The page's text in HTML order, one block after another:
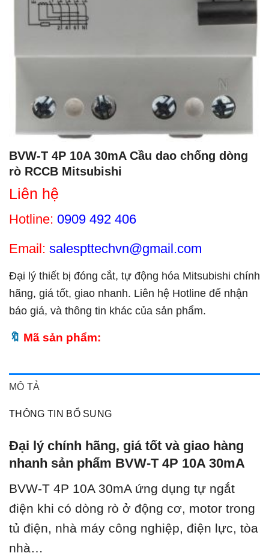
BVW-T 4P 10A 30mA Cầu dao chống dòng
rò RCCB Mitsubishi
Liên hệ
Hotline: 0909 492 406
Email: salespttechvn@gmail.com
Đại lý thiết bị đóng cắt, tự động hóa Mitsubishi chính
hãng, giá tốt, giao nhanh. Liên hệ Hotline để nhận
báo giá, và thông tin khác của sản phẩm.
Mã sản phẩm:
MÔ TẢ
THÔNG TIN BỔ SUNG
Đại lý chính hãng, giá tốt và giao hàng
nhanh sản phẩm BVW-T 4P 10A 30mA
BVW-T 4P 10A 30mA ứng dụng tự ngắt
điện khi có dòng rò ở động cơ, motor trong
tủ điện, nhà máy công nghiệp, điện lực, tòa
nhà…